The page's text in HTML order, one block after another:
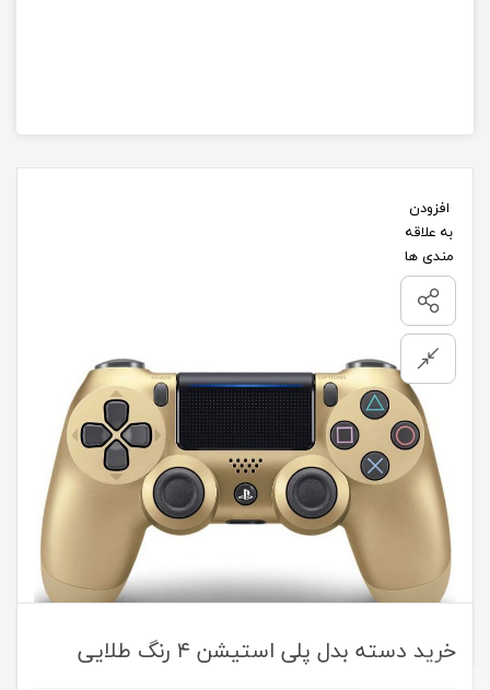
افزودن
به علاقه
مندی ها
خرید دسته بدل پلی استیشن ۴ رنگ طلایی